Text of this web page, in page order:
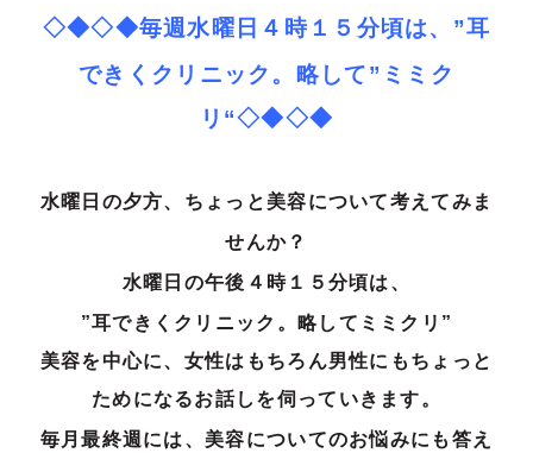
◇◆◇◆毎週水曜日４時１５分頃は、 ”耳
できくクリニック。略して”ミミク
リ“◇◆◇◆
水曜日の夕方、ちょっと美容について考えてみま
せんか？
水曜日の午後４時１５分頃は、
”耳できくクリニック。略してミミクリ”
美容を中心に、女性はもちろん男性にもちょっと
ためになるお話しを伺っていきます。
毎月最終週には、美容についてのお悩みにも答え